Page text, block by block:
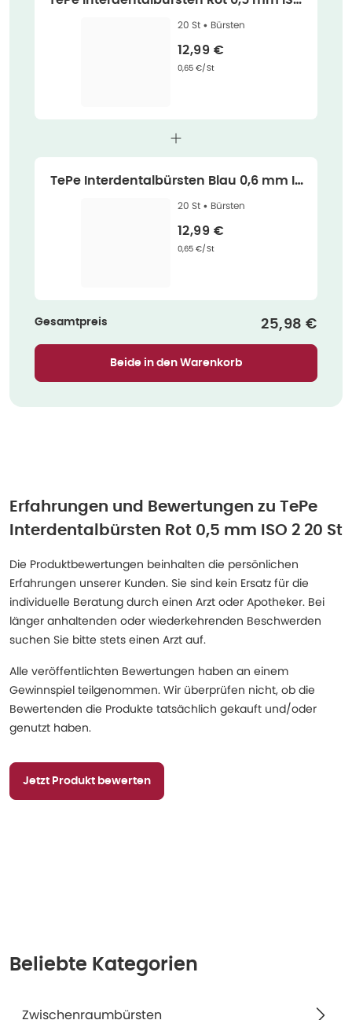
2 20 St
20 St • Bürsten
Verkaufspreis
12,99 €
Grundpreis
0,65 €/St
TePe Interdentalbürsten Blau 0,6 mm IS
O 3 20 St
20 St • Bürsten
Verkaufspreis
12,99 €
Grundpreis
0,65 €/St
Gesamtpreis 25,98 €
Beide in den Warenkorb
Erfahrungen und Bewertungen zu TePe
Interdentalbürsten Rot 0,5 mm ISO 2 20 St
Die Produktbewertungen beinhalten die persönlichen
Erfahrungen unserer Kunden. Sie sind kein Ersatz für die
individuelle Beratung durch einen Arzt oder Apotheker. Bei
länger anhaltenden oder wiederkehrenden Beschwerden
suchen Sie bitte stets einen Arzt auf.
Alle veröffentlichten Bewertungen haben an einem
Gewinnspiel teilgenommen. Wir überprüfen nicht, ob die
Bewertenden die Produkte tatsächlich gekauft und/oder
genutzt haben.
Jetzt Produkt bewerten
Beliebte Kategorien
Zwischenraumbürsten